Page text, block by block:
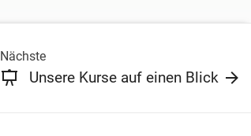
Nächste
Unsere Kurse auf einen Blick